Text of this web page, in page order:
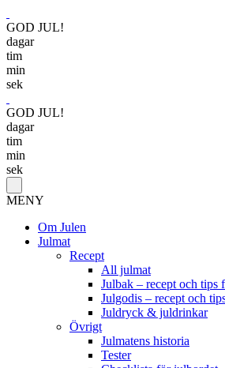
GOD JUL!
dagar
tim
min
sek
GOD JUL!
dagar
tim
min
sek
MENY
Om Julen
Julmat
Recept
All julmat
Julbak – recept och tips
Julgodis – recept och
Juldryck & juldrinkar
Övrigt
Julmatens historia
Tester